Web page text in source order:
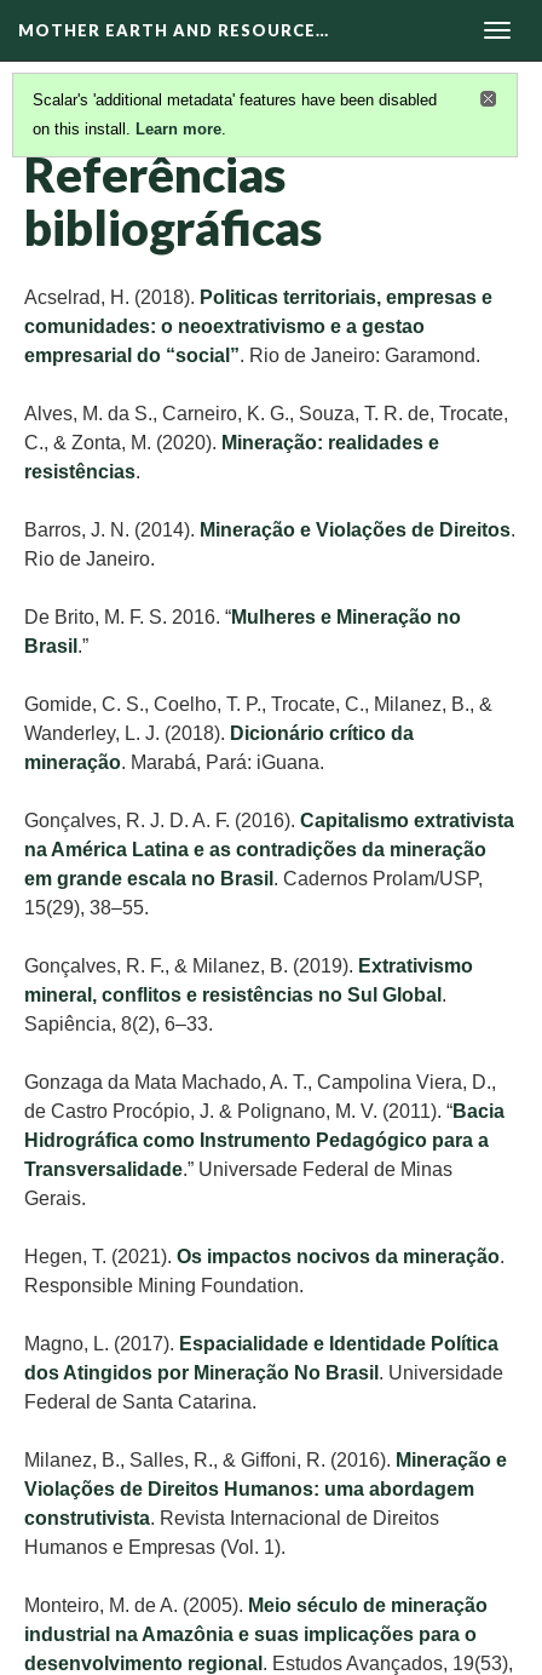
MOTHER EARTH AND RESOURCE…
Scalar's 'additional metadata' features have been disabled
on this install. Learn more.
RECURSOS EM PORTUGUÊS
Referências
bibliográficas
Acselrad, H. (2018). Politicas territoriais, empresas e
comunidades: o neoextrativismo e a gestao
empresarial do “social”. Rio de Janeiro: Garamond.
Alves, M. da S., Carneiro, K. G., Souza, T. R. de, Trocate,
C., & Zonta, M. (2020). Mineração: realidades e
resistências.
Barros, J. N. (2014). Mineração e Violações de Direitos.
Rio de Janeiro.
De Brito, M. F. S. 2016. “Mulheres e Mineração no
Brasil .”
Gomide, C. S., Coelho, T. P., Trocate, C., Milanez, B., &
Wanderley, L. J. (2018). Dicionário crítico da
mineração. Marabá, Pará: iGuana.
Gonçalves, R. J. D. A. F. (2016). Capitalismo extrativista
na América Latina e as contradições da mineração
em grande escala no Brasil . Cadernos Prolam/USP,
15(29), 38–55.
Gonçalves, R. F., & Milanez, B. (2019). Extrativismo
mineral, conflitos e resistências no Sul Global .
Sapiência, 8(2), 6–33.
Gonzaga da Mata Machado, A. T., Campolina Viera, D.,
de Castro Procópio, J. & Polignano, M. V. (2011). “Bacia
Hidrográfica como Instrumento Pedagógico para a
Transversalidade.” Universade Federal de Minas
Gerais.
Hegen, T. (2021). Os impactos nocivos da mineração.
Responsible Mining Foundation.
Magno, L. (2017). Espacialidade e Identidade Política
dos Atingidos por Mineração No Brasil . Universidade
Federal de Santa Catarina.
Milanez, B., Salles, R., & Giffoni, R. (2016). Mineração e
Violações de Direitos Humanos: uma abordagem
construtivista. Revista Internacional de Direitos
Humanos e Empresas (Vol. 1).
Monteiro, M. de A. (2005). Meio século de mineração
industrial na Amazônia e suas implicações para o
desenvolvimento regional . Estudos Avançados, 19(53),